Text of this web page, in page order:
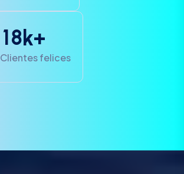
18k+
Clientes felices